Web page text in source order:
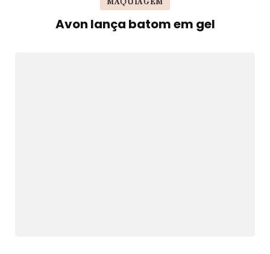
MAQUIAGEM
Avon lança batom em gel